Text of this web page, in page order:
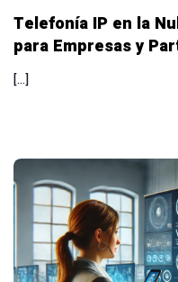
Telefonía IP en la
para Empresas y
[…]